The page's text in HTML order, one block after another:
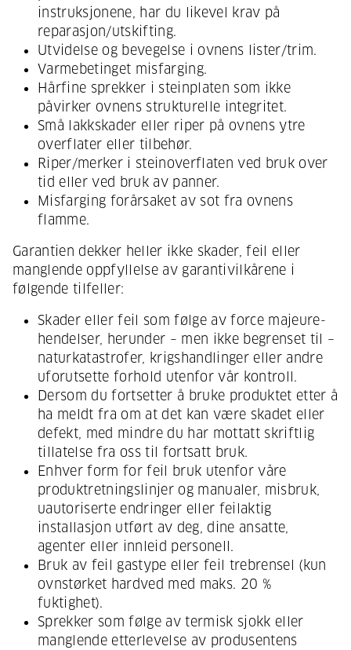
instruksjonene, har du likevel krav på
reparasjon/utskifting.
Utvidelse og bevegelse i ovnens lister/trim.
Varmebetinget misfarging.
Hårfine sprekker i steinplaten som ikke
påvirker ovnens strukturelle integritet.
Små lakkskader eller riper på ovnens ytre
overflater eller tilbehør.
Riper/merker i steinoverflaten ved bruk over
tid eller ved bruk av panner.
Misfarging forårsaket av sot fra ovnens
flamme.
Garantien dekker heller ikke skader, feil eller
manglende oppfyllelse av garantivilkårene i
følgende tilfeller:
Skader eller feil som følge av force majeure-
hendelser, herunder – men ikke begrenset til –
naturkatastrofer, krigshandlinger eller andre
uforutsette forhold utenfor vår kontroll.
Dersom du fortsetter å bruke produktet etter å
ha meldt fra om at det kan være skadet eller
defekt, med mindre du har mottatt skriftlig
tillatelse fra oss til fortsatt bruk.
Enhver form for feil bruk utenfor våre
produktretningslinjer og manualer, misbruk,
uautoriserte endringer eller feilaktig
installasjon utført av deg, dine ansatte,
agenter eller innleid personell.
Bruk av feil gastype eller feil trebrensel (kun
ovnstørket hardved med maks. 20 %
fuktighet).
Sprekker som følge av termisk sjokk eller
manglende etterlevelse av produsentens